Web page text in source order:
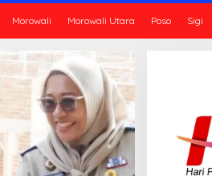
Morowali Morowali Utara Poso Sigi